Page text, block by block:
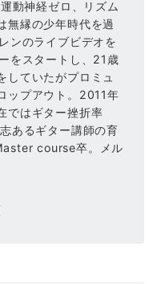
動神経ゼロ、リズム
無縁の少年時代を過
ンのライブビデオを
をスタートし、21歳
していたがプロミュ
ップアウト。2011年
ではギター挫折率
あるギター講師の育
course卒。メル